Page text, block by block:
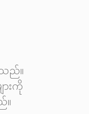
သည်။
းကို
။